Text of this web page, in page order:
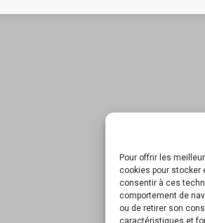
Pour offrir les
cookies pour stocker
consentir à ces
comportement de
ou de retirer son
caractéristiques et